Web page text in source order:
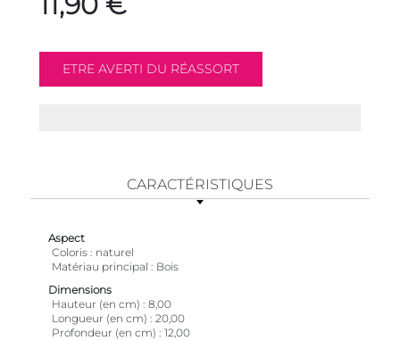
CARACTÉRISTIQUES
Aspect
Coloris
naturel
Matériau principal
Bois
Dimensions
Hauteur (en cm)
8,00
Longueur (en cm)
20,00
Profondeur (en cm)
12,00